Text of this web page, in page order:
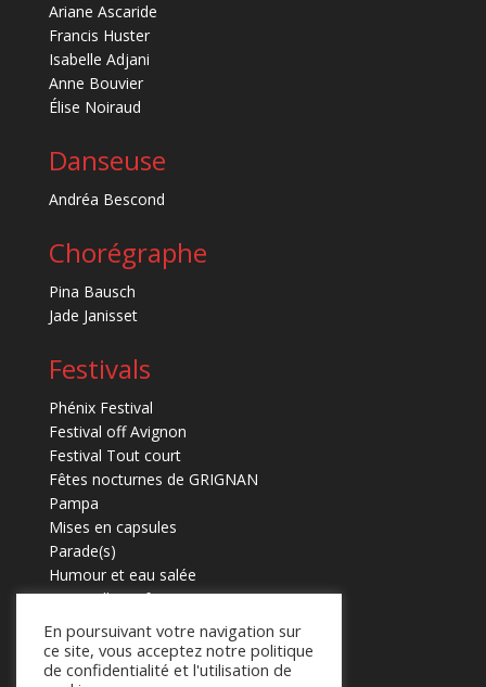
Ariane Ascaride
Francis Huster
Isabelle Adjani
Anne Bouvier
Élise Noiraud
Danseuse
Andréa Bescond
Chorégraphe
Pina Bausch
Jade Janisset
Festivals
Phénix Festival
Festival off Avignon
Festival Tout court
Fêtes nocturnes de GRIGNAN
Pampa
Mises en capsules
Parade(s)
Humour et eau salée
Marmaille en fugues
En poursuivant votre navigation sur
ce site, vous acceptez notre politique
de confidentialité et l'utilisation de